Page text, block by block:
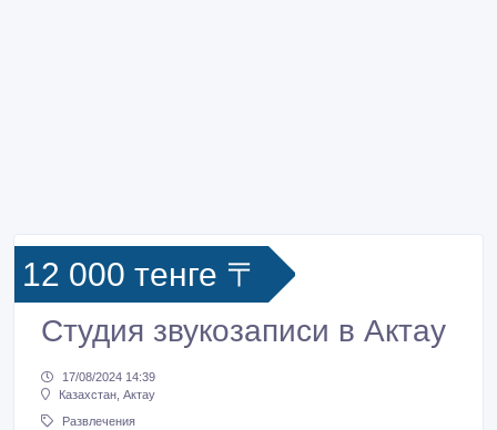
12 000 тенге 〒
Студия звукозаписи в Актау
17/08/2024 14:39
Казахстан, Актау
Развлечения